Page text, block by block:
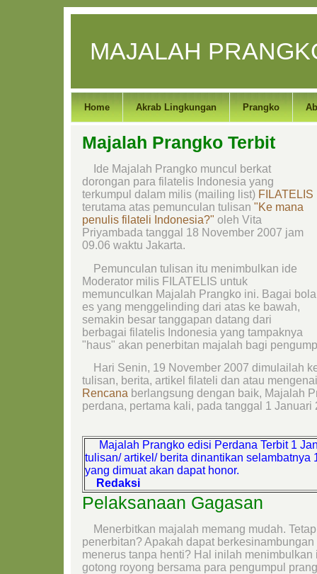
MAJALAH
Home Akrab Lingkungan Prangko
Majalah Prangko Terbit
Ide Majalah Prangko muncul berkat
dorongan para filatelis Indonesia yang
terkumpul dalam milis (mailing list) FILATELIS
terutama atas pemunculan tulisan "Ke mana
penulis filateli Indonesia?" oleh Vita
Priyambada tanggal 18 November 2007 jam
09.06 waktu Jakarta.
Pemunculan tulisan itu menimbulkan ide
Moderator milis FILATELIS untuk
memunculkan Majalah Prangko ini. Bagai bola
es yang menggelinding dari atas ke bawah,
semakin besar tanggapan datang dari
berbagai filatelis Indonesia yang tampaknya
"haus" akan penerbitan majalah bagi
Hari Senin, 19 November 2007 dimulailah
tulisan, berita, artikel filateli dan atau
Rencana berlangsung dengan baik, Majalah
perdana, pertama kali, pada tanggal 1 Januari
Majalah Prangko edisi Perdana Terbit 1
tulisan/ artikel/ berita dinantikan selambatnya
yang dimuat akan dapat honor.
Redaksi
Pelaksanaan Gagasan
Menerbitkan majalah memang mudah.
penerbitan? Apakah dapat
menerus tanpa henti? Hal inilah menimbulkan
gotong royong bersama para pengumpul